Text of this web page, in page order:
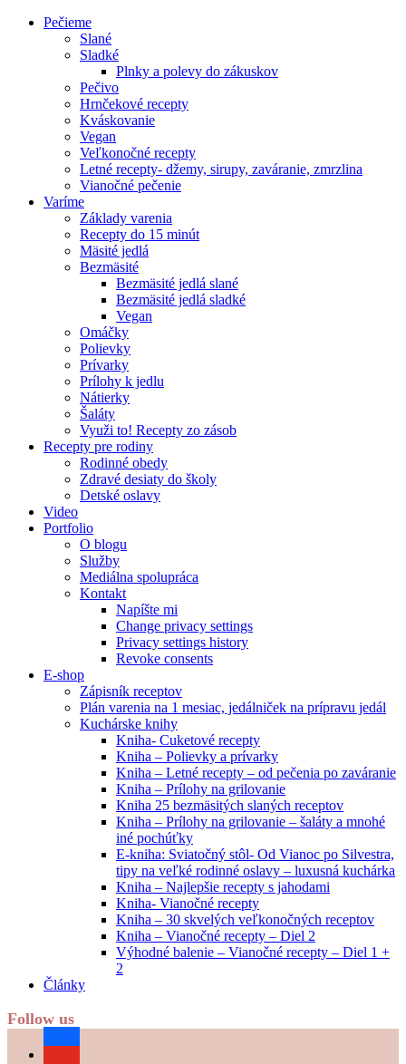
Pečieme
Slané
Sladké
Plnky a polevy do zákuskov
Pečivo
Hrnčekové recepty
Kváskovanie
Vegan
Veľkonočné recepty
Letné recepty- džemy, sirupy, zaváranie, zmrzlina
Vianočné pečenie
Varíme
Základy varenia
Recepty do 15 minút
Mäsité jedlá
Bezmäsité
Bezmäsité jedlá slané
Bezmäsité jedlá sladké
Vegan
Omáčky
Polievky
Prívarky
Prílohy k jedlu
Nátierky
Šaláty
Využi to! Recepty zo zásob
Recepty pre rodiny
Rodinné obedy
Zdravé desiaty do školy
Detské oslavy
Video
Portfolio
O blogu
Služby
Mediálna spolupráca
Kontakt
Napíšte mi
Change privacy settings
Privacy settings history
Revoke consents
E-shop
Zápisník receptov
Plán varenia na 1 mesiac, jedálniček na prípravu jedál
Kuchárske knihy
Kniha- Cuketové recepty
Kniha – Polievky a prívarky
Kniha – Letné recepty – od pečenia po zaváranie
Kniha – Prílohy na grilovanie
Kniha 25 bezmäsitých slaných receptov
Kniha – Prílohy na grilovanie – šaláty a mnohé
iné pochúťky
E-kniha: Sviatočný stôl- Od Vianoc po Silvestra,
tipy na veľké rodinné oslavy – luxusná kuchárka
Kniha – Najlepšie recepty s jahodami
Kniha- Vianočné recepty
Kniha – 30 skvelých veľkonočných receptov
Kniha – Vianočné recepty – Diel 2
Výhodné balenie – Vianočné recepty – Diel 1 +
2
Články
Follow us